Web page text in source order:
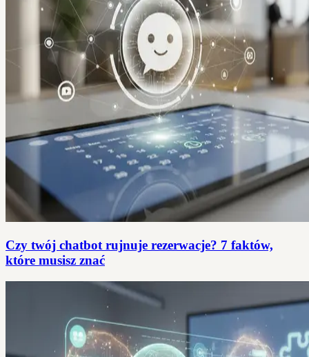
Czy twój chatbot rujnuje rezerwacje? 7 faktów,
które musisz znać